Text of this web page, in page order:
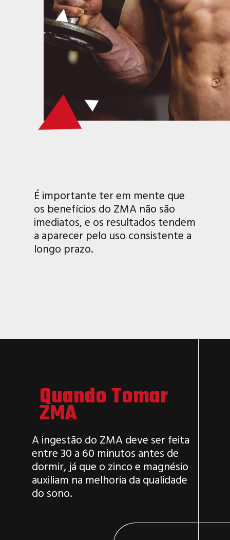
É importante ter em mente que
os benefícios do ZMA não são
imediatos, e os resultados tendem
a aparecer pelo uso consistente a
longo prazo.
A ingestão do ZMA deve ser feita
entre 30 a 60 minutos antes de
dormir, já que o zinco e magnésio
auxiliam na melhoria da qualidade
do sono.
Quando Tomar
ZMA